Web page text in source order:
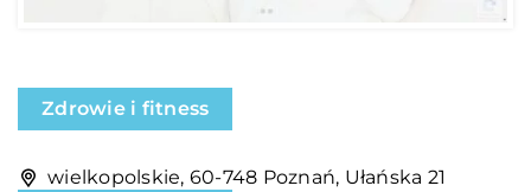
Zdrowie i fitness
wielkopolskie, 60-748 Poznań, Ułańska 21